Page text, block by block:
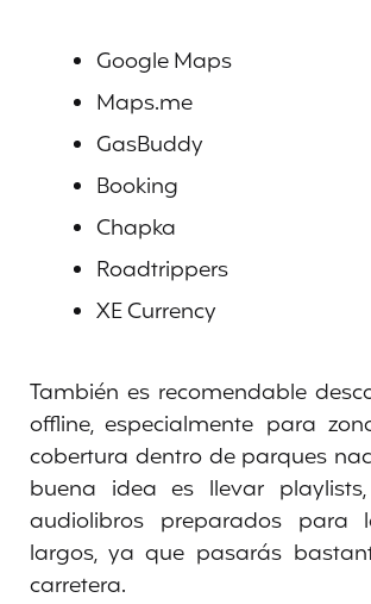
Google Maps
Maps.me
GasBuddy
Booking
Chapka
Roadtrippers
XE Currency
También es recomendable
offline, especialmente para
cobertura dentro de parques
buena idea es llevar
audiolibros preparados para
largos, ya que pasarás
carretera.